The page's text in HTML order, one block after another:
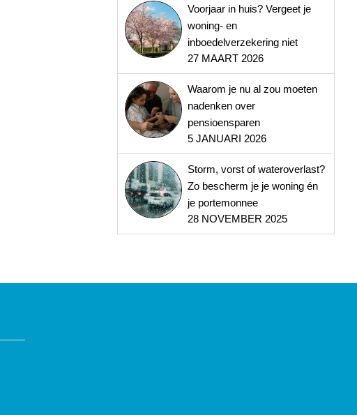
Voorjaar in huis? Vergeet je
woning- en
inboedelverzekering niet
27 MAART 2026
Waarom je nu al zou moeten
nadenken over
pensioensparen
5 JANUARI 2026
Storm, vorst of wateroverlast?
Zo bescherm je je woning én
je portemonnee
28 NOVEMBER 2025